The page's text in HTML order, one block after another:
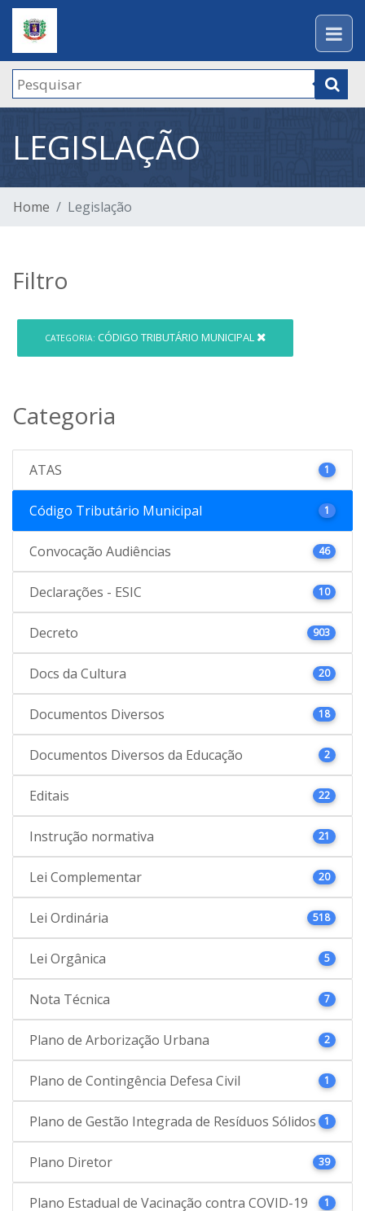
LEGISLAÇÃO
Home Legislação
Filtro
CATEGORIA: CÓDIGO TRIBUTÁRIO MUNICIPAL
Categoria
ATAS 1
Código Tributário Municipal 1
Convocação Audiências 46
Declarações - ESIC 10
Decreto 903
Docs da Cultura 20
Documentos Diversos 18
Documentos Diversos da Educação 2
Editais 22
Instrução normativa 21
Lei Complementar 20
Lei Ordinária 518
Lei Orgânica 5
Nota Técnica 7
Plano de Arborização Urbana 2
Plano de Contingência Defesa Civil 1
Plano de Gestão Integrada de Resíduos Sólidos 1
Plano Diretor 39
Plano Estadual de Vacinação contra COVID-19 1